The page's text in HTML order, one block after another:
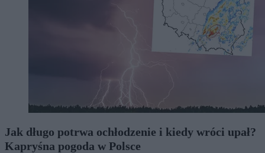
Jak długo potrwa ochłodzenie i kiedy wróci upał?
Kapryśna pogoda w Polsce